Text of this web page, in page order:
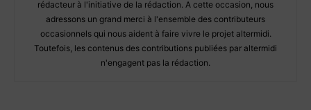
rédacteur à l'initiative de la rédaction. A cette occasion, nous
adressons un grand merci à l'ensemble des contributeurs
occasionnels qui nous aident à faire vivre le projet altermidi.
Toutefois, les contenus des contributions publiées par altermidi
n'engagent pas la rédaction.